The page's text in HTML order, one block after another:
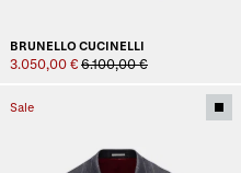
BRUNELLO CUCINELLI
3.050,00 € 6.100,00 €
Sale